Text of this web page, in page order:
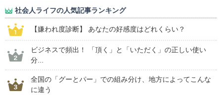
社会人ライフの人気記事ランキング
【嫌われ度診断】 あなたの好感度はどれくらい？
ビジネスで頻出！ 「頂く」と「いただく」の正しい使い
分...
全国の「グーとパー」での組み分け、地方によってこんな
に違う